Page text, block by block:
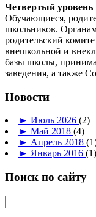
Четвертый уровень
Обучающиеся,
школьников.
родительский
внешкольной и
базы школы,
заведения, а также
Новости
► Июль 2026 (2)
► Май 2018 (4)
► Апрель 2018
► Январь 2016 (1)
Поиск по сайту